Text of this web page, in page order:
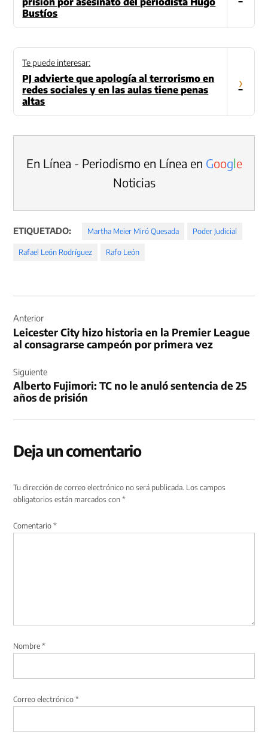
Bustíos
Te puede interesar:
PJ advierte que apología al terrorismo en
redes sociales y en las aulas tiene penas
altas
›
En Línea - Periodismo en Línea en Google
Noticias
ETIQUETADO: Martha Meier Miró Quesada Poder Judicial
Rafael León Rodríguez Rafo León
de
entradas
Anterior
Leicester City hizo historia en la Premier League
al consagrarse campeón por primera vez
Siguiente
Alberto Fujimori: TC no le anuló sentencia de 25
años de prisión
Deja un comentario
Tu dirección de correo electrónico no será publicada. Los campos
obligatorios están marcados con*
Comentario*
Nombre*
Correo electrónico*